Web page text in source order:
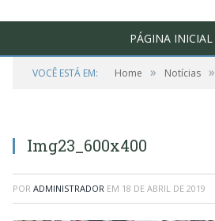
PÁGINA INICIAL
VOCÊ ESTÁ EM: Home » Notícias »
Img23_600x400
POR ADMINISTRADOR EM 18 DE ABRIL DE 2019